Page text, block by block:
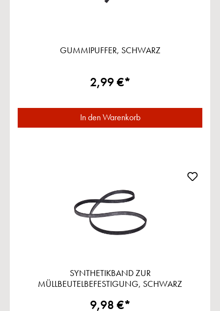
GUMMIPUFFER, SCHWARZ
2,99 €*
In den Warenkorb
SYNTHETIKBAND ZUR
MÜLLBEUTELBEFESTIGUNG, SCHWARZ
9,98 €*